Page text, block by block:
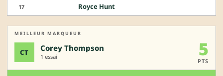
17 Royce Hunt
MEILLEUR MARQUEUR
CT Corey Thompson
1 essai 5
PTS